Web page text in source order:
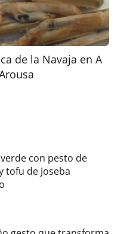
de la Navaja en A
con pesto de
tofu de Joseba